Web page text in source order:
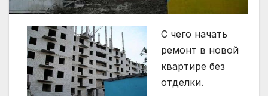
С чего начать
ремонт в новой
квартире без
отделки.